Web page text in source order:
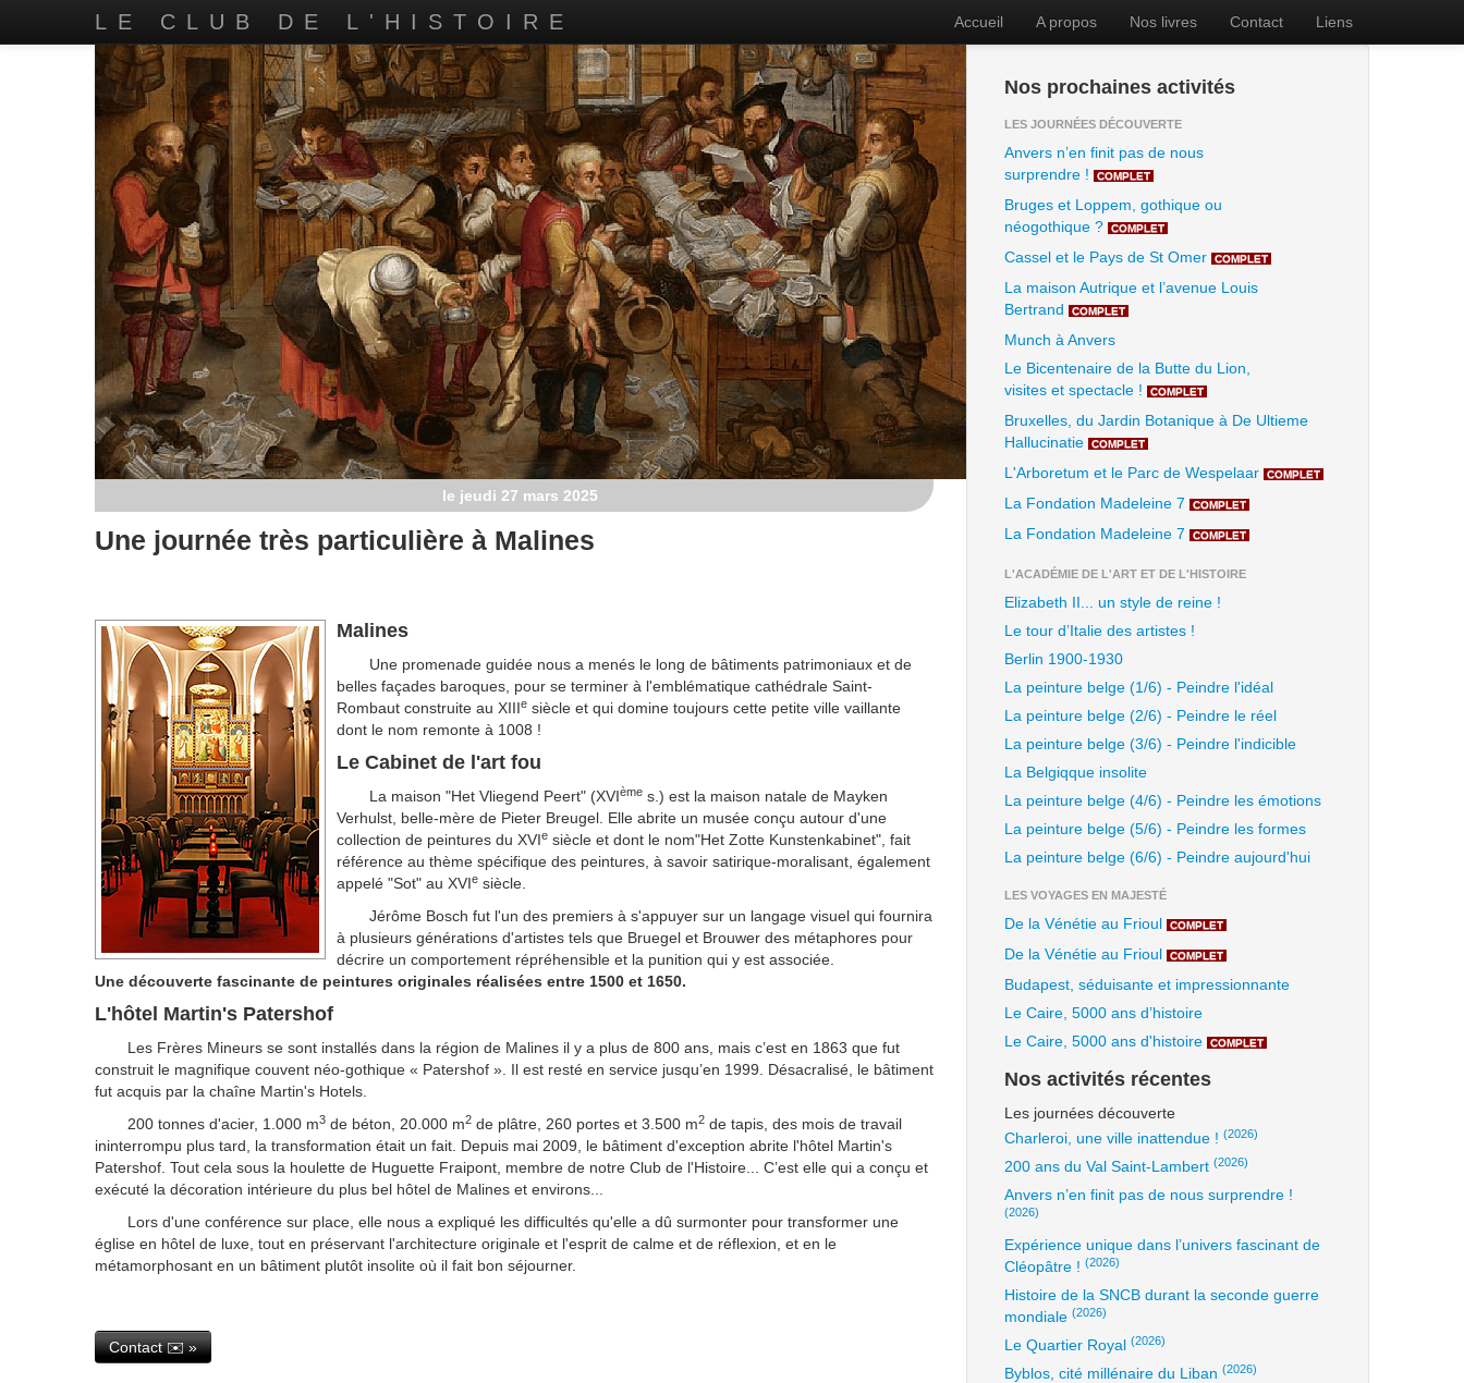
LE CLUB DE L'HISTOIRE Accueil A propos Nos livres Contact Liens
le jeudi 27 mars 2025
Une journée très particulière à Malines
Malines
Une promenade guidée nous a menés le long de bâtiments patrimoniaux et de
belles façades baroques, pour se terminer à l'emblématique cathédrale Saint-
Rombaut construite au XIIIe siècle et qui domine toujours cette petite ville vaillante
dont le nom remonte à 1008 !
Le Cabinet de l'art fou
La maison "Het Vliegend Peert" (XVIème s.) est la maison natale de Mayken
Verhulst, belle-mère de Pieter Breugel. Elle abrite un musée conçu autour d'une
collection de peintures du XVIe siècle et dont le nom"Het Zotte Kunstenkabinet", fait
référence au thème spécifique des peintures, à savoir satirique-moralisant, également
appelé "Sot" au XVIe siècle.
Jérôme Bosch fut l'un des premiers à s'appuyer sur un langage visuel qui fournira
à plusieurs générations d'artistes tels que Bruegel et Brouwer des métaphores pour
décrire un comportement répréhensible et la punition qui y est associée.
Une découverte fascinante de peintures originales réalisées entre 1500 et 1650.
L'hôtel Martin's Patershof
Les Frères Mineurs se sont installés dans la région de Malines il y a plus de 800 ans, mais c’est en 1863 que fut
construit le magnifique couvent néo-gothique « Patershof ». Il est resté en service jusqu’en 1999. Désacralisé, le bâtiment
fut acquis par la chaîne Martin's Hotels.
200 tonnes d'acier, 1.000 m3 de béton, 20.000 m2 de plâtre, 260 portes et 3.500 m2 de tapis, des mois de travail
ininterrompu plus tard, la transformation était un fait. Depuis mai 2009, le bâtiment d'exception abrite l'hôtel Martin's
Patershof. Tout cela sous la houlette de Huguette Fraipont, membre de notre Club de l'Histoire... C’est elle qui a conçu et
exécuté la décoration intérieure du plus bel hôtel de Malines et environs...
Lors d'une conférence sur place, elle nous a expliqué les difficultés qu'elle a dû surmonter pour transformer une
église en hôtel de luxe, tout en préservant l'architecture originale et l'esprit de calme et de réflexion, et en le
métamorphosant en un bâtiment plutôt insolite où il fait bon séjourner.
Contact ✉️ »
Nos prochaines activités
LES JOURNÉES DÉCOUVERTE
Anvers n’en finit pas de nous
surprendre !
COMPLET
Bruges et Loppem, gothique ou
néogothique ?
COMPLET
Cassel et le Pays de St Omer COMPLET
La maison Autrique et l’avenue Louis
Bertrand
COMPLET
Munch à Anvers
Le Bicentenaire de la Butte du Lion,
visites et spectacle !
COMPLET
Bruxelles, du Jardin Botanique à De Ultieme
Hallucinatie
COMPLET
L'Arboretum et le Parc de Wespelaar COMPLET
La Fondation Madeleine 7 COMPLET
La Fondation Madeleine 7 COMPLET
L'ACADÉMIE DE L'ART ET DE L'HISTOIRE
Elizabeth II... un style de reine !
Le tour d’Italie des artistes !
Berlin 1900-1930
La peinture belge (1/6) - Peindre l'idéal
La peinture belge (2/6) - Peindre le réel
La peinture belge (3/6) - Peindre l'indicible
La Belgiqque insolite
La peinture belge (4/6) - Peindre les émotions
La peinture belge (5/6) - Peindre les formes
La peinture belge (6/6) - Peindre aujourd'hui
LES VOYAGES EN MAJESTÉ
De la Vénétie au Frioul COMPLET
De la Vénétie au Frioul COMPLET
Budapest, séduisante et impressionnante
Le Caire, 5000 ans d’histoire
Le Caire, 5000 ans d'histoire
COMPLET
Nos activités récentes
Les journées découverte
Charleroi, une ville inattendue ! (2026)
200 ans du Val Saint-Lambert (2026)
Anvers n’en finit pas de nous surprendre !
(2026)
Expérience unique dans l’univers fascinant de
Cléopâtre ! (2026)
Histoire de la SNCB durant la seconde guerre
mondiale (2026)
Le Quartier Royal (2026)
Byblos, cité millénaire du Liban (2026)